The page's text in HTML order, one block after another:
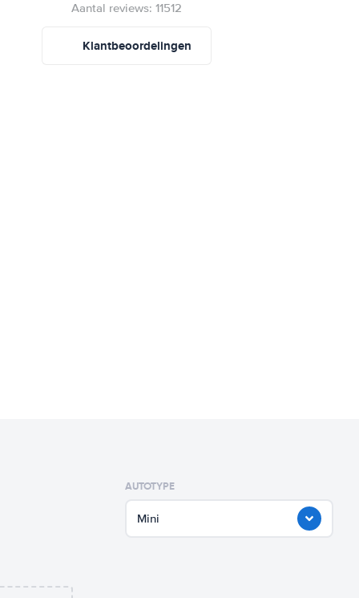
Aantal reviews: 11512
Klantbeoordelingen
AUTOTYPE
Mini